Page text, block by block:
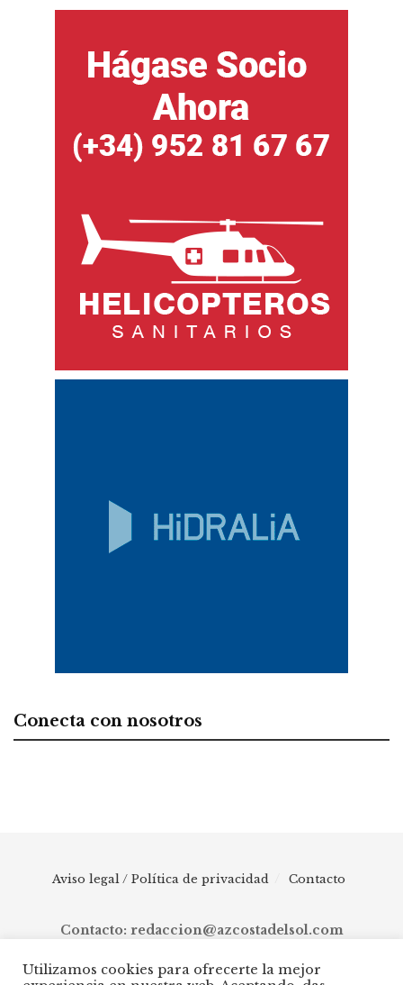
Conecta con nosotros
Aviso legal / Política de privacidad Contacto
Contacto: redaccion@azcostadelsol.com
Utilizamos cookies para ofrecerte la mejor